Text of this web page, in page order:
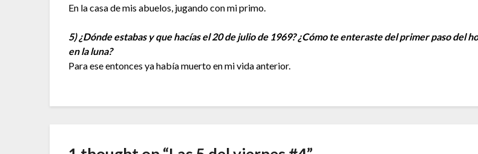
En la casa de mis abuelos, jugando con mi primo.
5) ¿Dónde estabas y que hacías el 20 de julio de 1969? ¿Cómo te enteraste del primer paso del
en la luna?
Para ese entonces ya había muerto en mi vida anterior.